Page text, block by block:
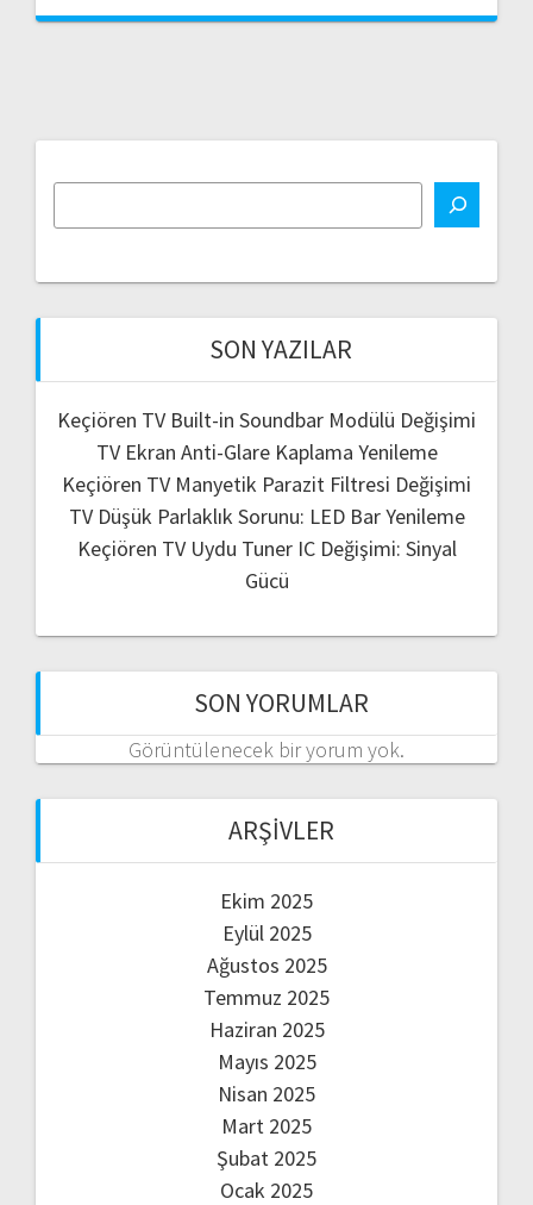
SON YAZILAR
Keçiören TV Built-in Soundbar Modülü Değişimi
TV Ekran Anti-Glare Kaplama Yenileme
Keçiören TV Manyetik Parazit Filtresi Değişimi
TV Düşük Parlaklık Sorunu: LED Bar Yenileme
Keçiören TV Uydu Tuner IC Değişimi: Sinyal
Gücü
SON YORUMLAR
Görüntülenecek bir yorum yok.
ARŞIVLER
Ekim 2025
Eylül 2025
Ağustos 2025
Temmuz 2025
Haziran 2025
Mayıs 2025
Nisan 2025
Mart 2025
Şubat 2025
Ocak 2025